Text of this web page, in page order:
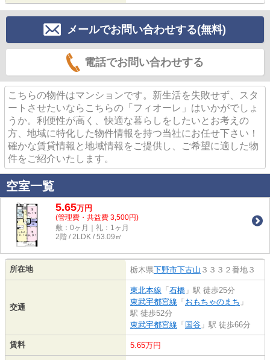
メールでお問い合わせする(無料)
電話でお問い合わせする
こちらの物件はマンションです。新生活を失敗せず、スタ
ートさせたいならこちらの「フィオーレ」はいかがでしょ
うか。利便性が高く、快適な暮らしをしたいとお考えの
方、地域に特化した物件情報を持つ当社にお任せ下さい！
確かな賃貸情報と地域情報をご提供し、ご希望に適した物
件をご紹介いたします。
空室一覧
5.65万円
(管理費・共益費 3,500円)
敷：0ヶ月｜礼：1ヶ月
2階 / 2LDK / 53.09㎡
所在地 栃木県下野市下古山 ３３３２番地３
交通
東北本線 「 石橋 」駅 徒歩25分
東武宇都宮線 「 おもちゃのまち 」
駅 徒歩52分
東武宇都宮線 「 国谷 」駅 徒歩66分
賃料 5.65万円